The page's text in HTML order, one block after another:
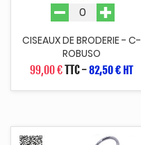
CISEAUX DE BRODERIE - C-
ROBUSO
99,00 €TTC-82,50 € HT